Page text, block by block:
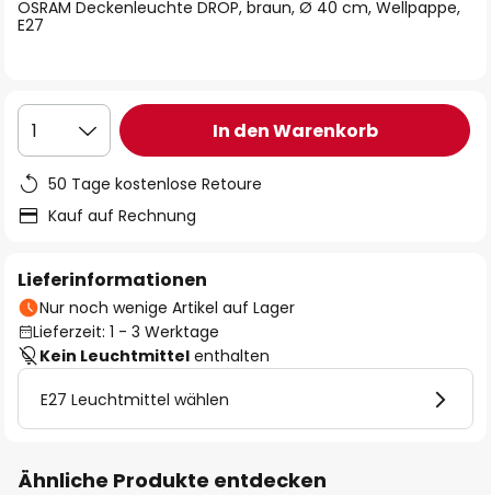
OSRAM Deckenleuchte DROP, braun, Ø 40 cm, Wellpappe,
E27
1 In den Warenkorb
50 Tage kostenlose Retoure
Kauf auf Rechnung
Lieferinformationen
Nur noch wenige Artikel auf Lager
Lieferzeit: 1 - 3 Werktage
Kein Leuchtmittel enthalten
E27 Leuchtmittel wählen
Ähnliche Produkte entdecken